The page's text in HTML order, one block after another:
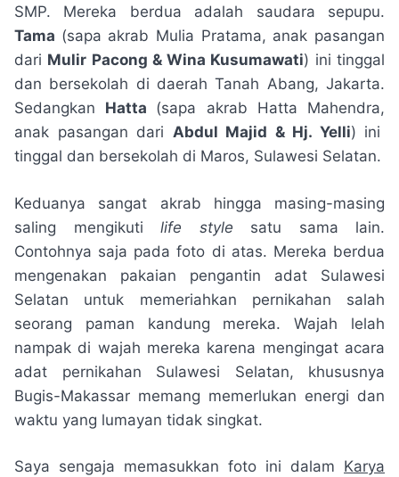
SMP. Mereka berdua adalah saudara sepupu.
Tama (sapa akrab Mulia Pratama, anak pasangan
dari Mulir Pacong & Wina Kusumawati) ini tinggal
dan bersekolah di daerah Tanah Abang, Jakarta.
Sedangkan Hatta (sapa akrab Hatta Mahendra,
anak pasangan dari Abdul Majid & Hj. Yelli) ini
tinggal dan bersekolah di Maros, Sulawesi Selatan.
Keduanya sangat akrab hingga masing-masing
saling mengikuti life style satu sama lain.
Contohnya saja pada foto di atas. Mereka berdua
mengenakan pakaian pengantin adat Sulawesi
Selatan untuk memeriahkan pernikahan salah
seorang paman kandung mereka. Wajah lelah
nampak di wajah mereka karena mengingat acara
adat pernikahan Sulawesi Selatan, khususnya
Bugis-Makassar memang memerlukan energi dan
waktu yang lumayan tidak singkat.
Saya sengaja memasukkan foto ini dalam Karya